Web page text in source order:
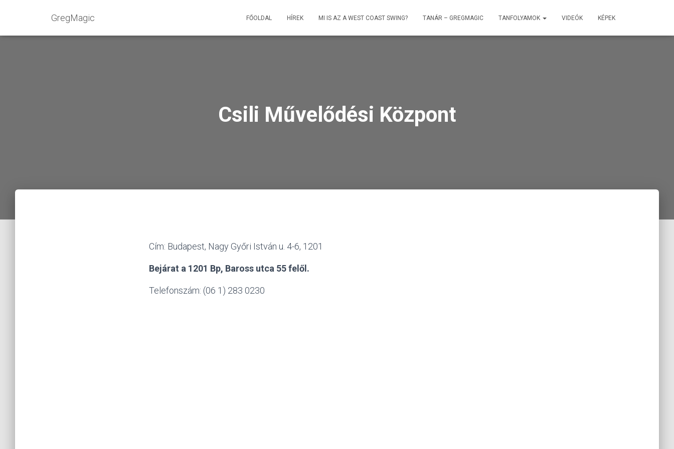
GregMagic FŐOLDAL HÍREK MI IS AZ A WEST COAST SWING? TANÁR – GREGMAGIC TANFOLYAMOK VIDEÓK KÉPEK
Csili Művelődési Központ
Cím: Budapest, Nagy Győri István u. 4-6, 1201
Bejárat a 1201 Bp, Baross utca 55 felől.
Telefonszám: (06 1) 283 0230